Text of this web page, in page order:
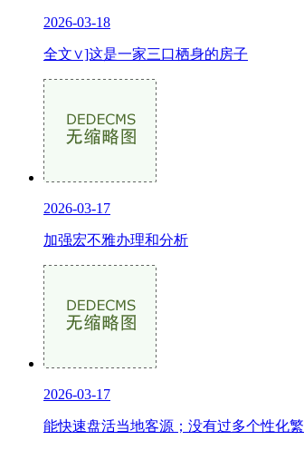
2026-03-18
全文∨]这是一家三口栖身的房子
2026-03-17
加强宏不雅办理和分析
2026-03-17
能快速盘活当地客源；没有过多个性化繁